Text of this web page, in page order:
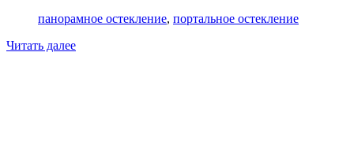
панорамное остекление, портальное остекление
Читать далее